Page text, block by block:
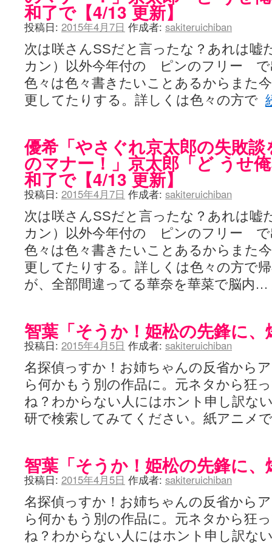
和了で【4/13 更新】
投稿日: 2015年4月7日 作成者: sakiteruichiban
次は咲さんSSだと言ったな？あれは嘘
カン）以外今年付の ピンのフリー で
色々は色々書きたいことあるからまた
更してたりする。詳しくは色々の方で
優希「やさぐれ京太郎の失敗
のマナー！」京太郎「ど うせ
和了で【4/13 更新】
投稿日: 2015年4月7日 作成者: sakiteruichiban
次は咲さんSSだと言ったな？あれは嘘
カン）以外今年付の ピンのフリー で
色々は色々書きたいことあるからまた
更してたりする。詳しくは色々の方で
が、全部間違ってる華奈を華菜で脳内…
智葉「そうか！姫松の先鋒に
投稿日: 2015年4月5日 作成者: sakiteruichiban
名探偵っすか！お姉ちゃんの反省から
ら何かもう別の作品に。元ネタから狂
ね？わからない人にはホント申し訳な
研で検索してみてください。紙アニメ
智葉「そうか！姫松の先鋒に
投稿日: 2015年4月5日 作成者: sakiteruichiban
名探偵っすか！お姉ちゃんの反省から
ら何かもう別の作品に。元ネタから狂
ね？わからない人にはホント申し訳な